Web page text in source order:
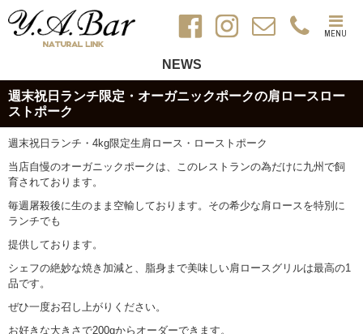
MENU
NEWS
週末祝日ランチ限定・オーガニックポークの肩ロースロー
ストポーク
週末祝日ランチ・4kg限定生肩ロース・ローストポーク
当店自慢のオーガニックポークは、このレストランの為だけに九州で飼
育されております。
毎週屠殺後に生のまま空輸しております。その希少な肩ロースを特別に
ランチでも
提供しております。
シェフの絶妙な焼き加減と、脂身まで美味しい肩ロースグリルは最高の1
品です。
ぜひ一度お召し上がりください。
お好きな大きさで200gからオーダーできます。